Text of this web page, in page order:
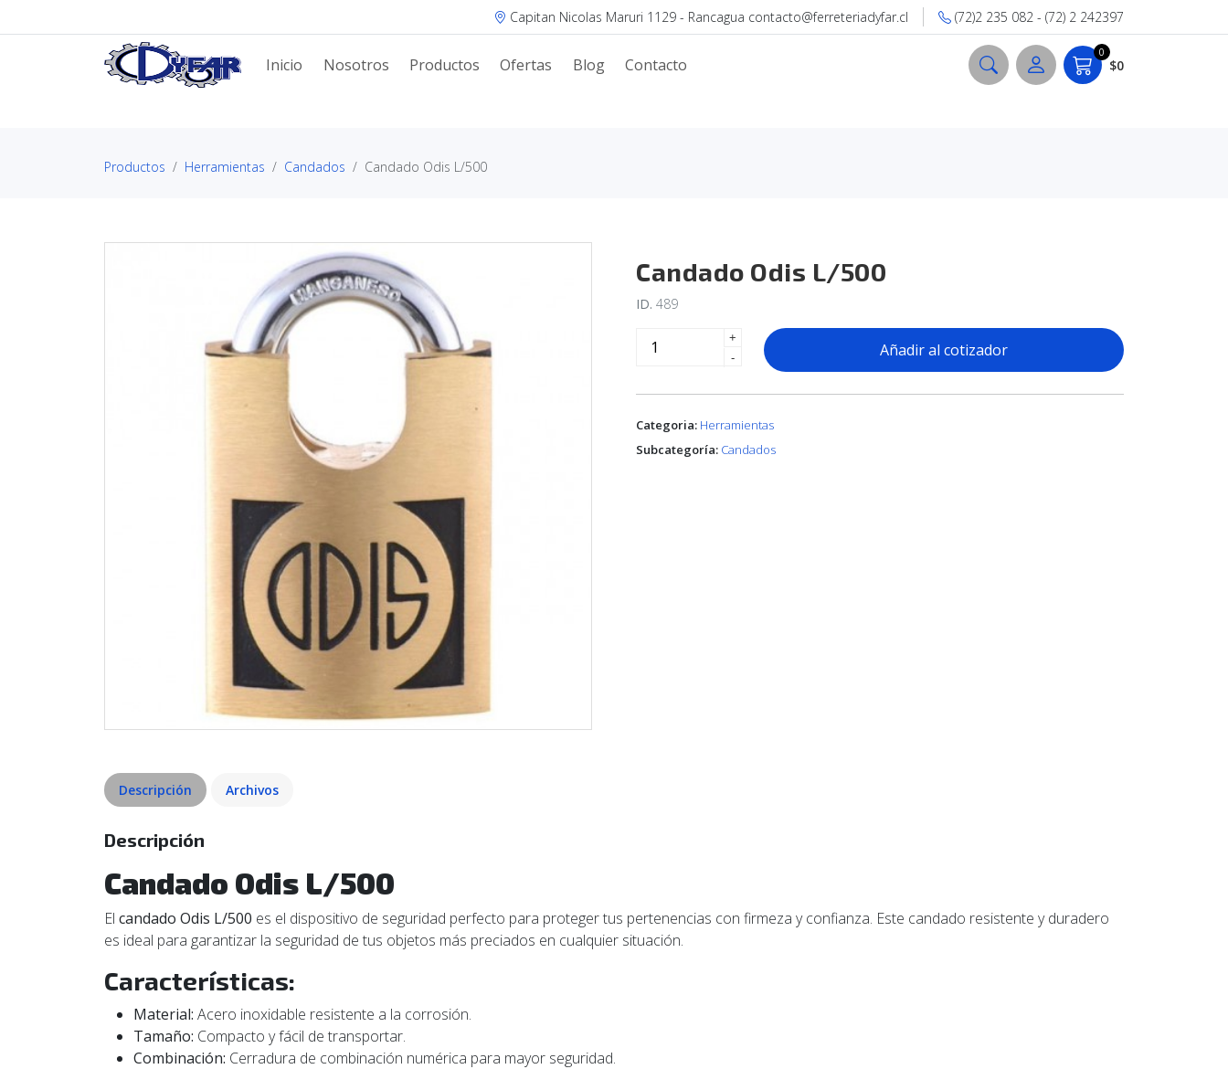
Capitan Nicolas Maruri 1129 - Rancagua contacto@ferreteriadyfar.cl (72)2 235 082 - (72) 2 242397
Inicio Nosotros Productos Ofertas Blog Contacto
0
$0
Productos Herramientas Candados Candado Odis L/500
Candado Odis L/500
ID. 489
+
-
Añadir al cotizador
Categoria: Herramientas
Subcategoría: Candados
Descripción Archivos
Descripción
Candado Odis L/500
El candado Odis L/500 es el dispositivo de seguridad perfecto para proteger tus pertenencias con firmeza y confianza. Este candado resistente y duradero
es ideal para garantizar la seguridad de tus objetos más preciados en cualquier situación.
Características:
Material: Acero inoxidable resistente a la corrosión.
Tamaño: Compacto y fácil de transportar.
Combinación: Cerradura de combinación numérica para mayor seguridad.